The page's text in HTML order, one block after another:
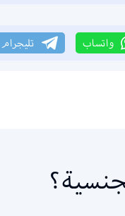
واتساب تليجرام